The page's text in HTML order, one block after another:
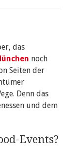
das
noch
Seiten der
Denn das
und dem
Events?